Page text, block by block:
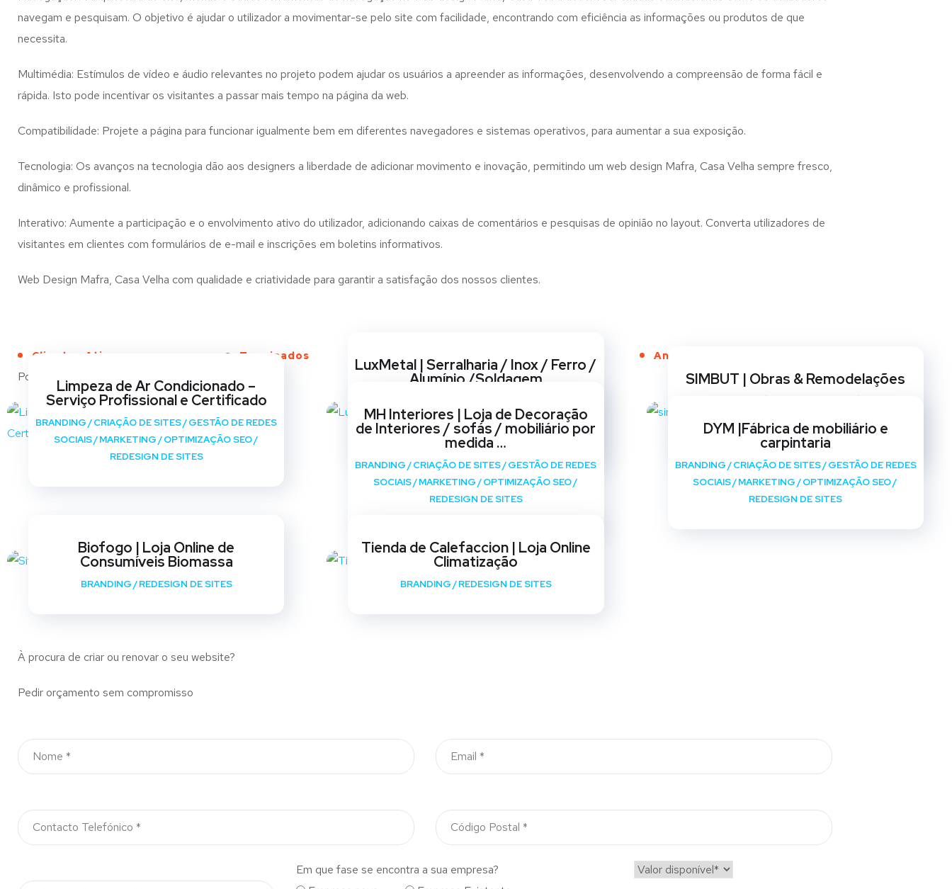
navegam e pesquisam. O objetivo é ajudar o utilizador a movimentar-se pelo site com facilidade, encontrando com eficiência as informações ou produtos de que
necessita.
Multimédia: Estímulos de vídeo e áudio relevantes no projeto podem ajudar os usuários a apreender as informações, desenvolvendo a compreensão de forma fácil e
rápida. Isto pode incentivar os visitantes a passar mais tempo na página da web.
Compatibilidade: Projete a página para funcionar igualmente bem em diferentes navegadores e sistemas operativos, para aumentar a sua exposição.
Tecnologia: Os avanços na tecnologia dão aos designers a liberdade de adicionar movimento e inovação, permitindo um web design Mafra, Casa Velha sempre fresco,
dinâmico e profissional.
Interativo: Aumente a participação e o envolvimento ativo do utilizador, adicionando caixas de comentários e pesquisas de opinião no layout. Converta utilizadores de
visitantes em clientes com formulários de e-mail e inscrições em boletins informativos.
Web Design Mafra, Casa Velha com qualidade e criatividade para garantir a satisfação dos nossos clientes.
Clientes Ativos Terminados Anos de Serviço
Portfólio
Limpeza de Ar Condicionado –
Serviço Profissional e Certificado
BRANDING/CRIAÇÃO DE SITES/GESTÃO DE REDES
SOCIAIS/MARKETING/OPTIMIZAÇÃO SEO/
REDESIGN DE SITES
LuxMetal | Serralharia / Inox / Ferro /
Alumínio /Soldagem
SOCIAIS/ MARKETING/OPTIMIZAÇÃO SEO/
REDESIGN DE SITES
SIMBUT | Obras & Remodelações
REDESIGN DE SITES
MH Interiores | Loja de Decoração
de Interiores / sofás / mobiliário por
medida …
BRANDING /CRIAÇÃO DE SITES/GESTÃO DE REDES
SOCIAIS/MARKETING/OPTIMIZAÇÃO SEO/
REDESIGN DE SITES
DYM |Fábrica de mobiliário e
carpintaria
BRANDING/CRIAÇÃO DE SITES/GESTÃO DE REDES
SOCIAIS/MARKETING/OPTIMIZAÇÃO SEO/
REDESIGN DE SITES
Biofogo | Loja Online de
Consumíveis Biomassa
BRANDING/REDESIGN DE SITES
Tienda de Calefaccion | Loja Online
Climatização
BRANDING/REDESIGN DE SITES
À procura de criar ou renovar o seu website?
Pedir orçamento sem compromisso
Em que fase se encontra a sua empresa?